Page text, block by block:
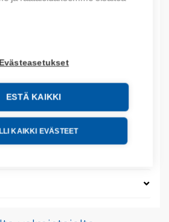
Evästeasetukset
ESTÄ KAIKKI
KAIKKI EVÄSTEET